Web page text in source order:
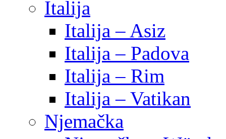
Italija
Italija – Asiz
Italija – Padova
Italija – Rim
Italija – Vatikan
Njemačka